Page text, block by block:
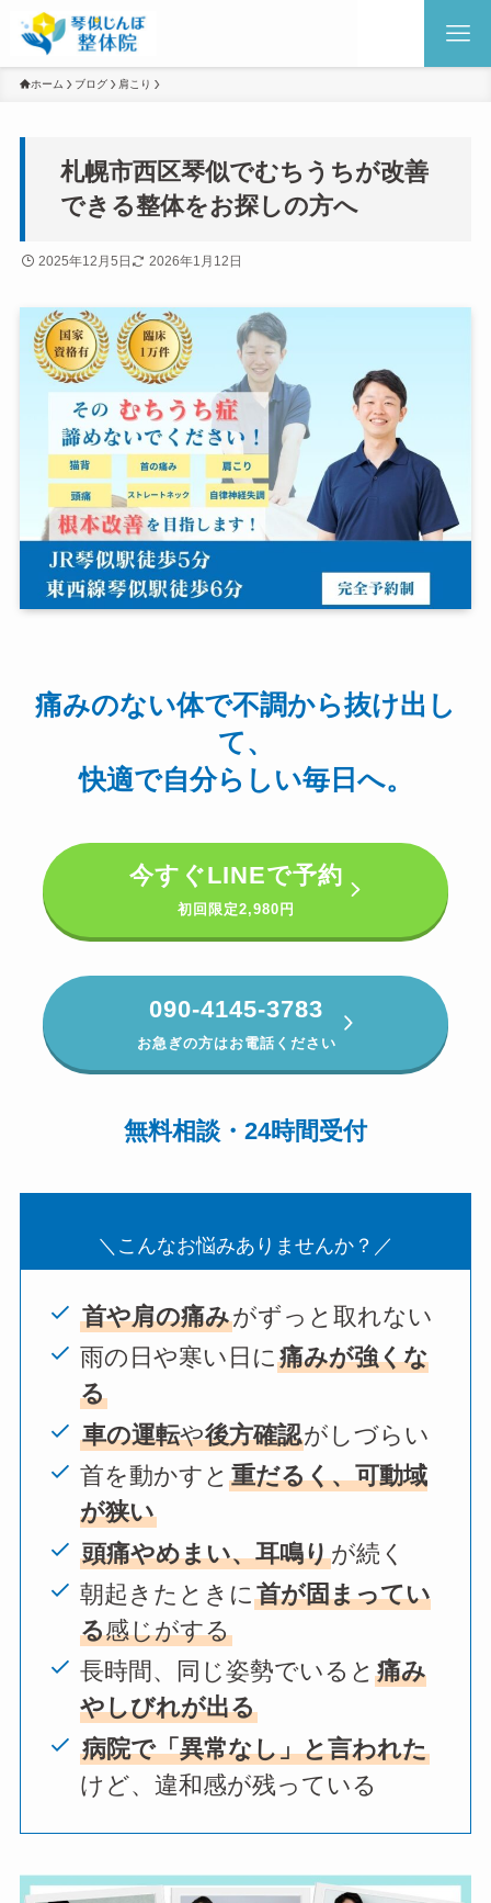
ホーム ブログ 肩こり
札幌市西区琴似でむちうちが改善
できる整体をお探しの方へ
2025年12月5日 2026年1月12日
痛みのない体で不調から抜け出し
て、
快適で自分らしい毎日へ。
今すぐLINEで予約
初回限定2,980円
090-4145-3783
お急ぎの方はお電話ください
無料相談・24時間受付
＼こんなお悩みありませんか？／
首や肩の痛みがずっと取れない
雨の日や寒い日に痛みが強くな
る
車の運転や後方確認がしづらい
首を動かすと 重だるく、可動域
が狭い
頭痛やめまい、耳鳴りが続く
朝起きたときに 首が固まってい
る感じがする
長時間、同じ姿勢でいると 痛み
やしびれが出る
病院で「異常なし」と言われた
けど、違和感が残っている